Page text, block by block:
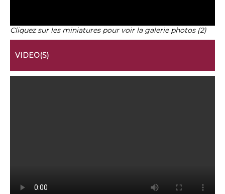
Cliquez sur les miniatures pour voir la galerie photos (2)
VIDEO(S)